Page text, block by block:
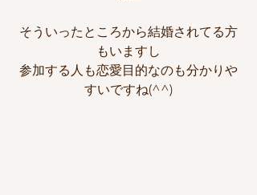
そういったところから結婚されてる方
もいますし
参加する人も恋愛目的なのも分かりや
すいですね(^^)